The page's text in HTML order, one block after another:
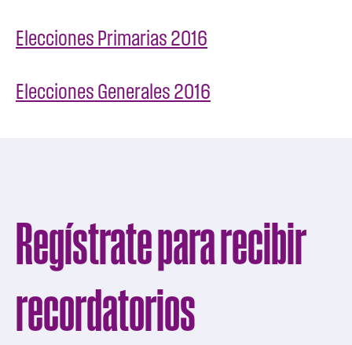
Elecciones Primarias 2016
Elecciones Generales 2016
Regístrate para recibir
recordatorios